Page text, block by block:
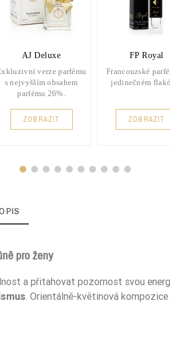
AJ Deluxe
verze parfému
s nejvyšším obsahem
parfému 26%.
ZOBRAZIT
FP Royal
Francouzské
jedinečném
ZOBRAZIT
pro ženy
a přitahovat pozornost svou
. Orientálně-květinová